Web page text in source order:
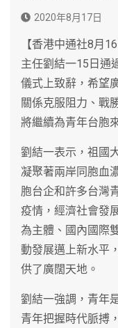
2020年8月17日
【香港中通社8月
主任劉結一15日通
儀式上致辭，希望
關係克服阻力、戰
將繼續為青年台胞
劉結一表示，祖國
凝聚著兩岸同胞血
胞台企和許多台灣
疫情，經濟社會發
為主體、國內國際
動發展邁上新水平
供了廣闊天地。
劉結一強調，青年
青年把握時代脈搏